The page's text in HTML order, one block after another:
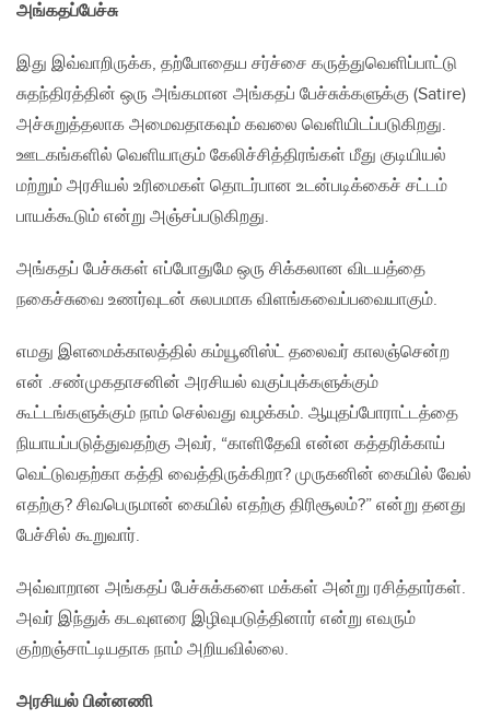
அங்கதப்பேச்சு
இது இவ்வாறிருக்க, தற்போதைய சர்ச்சை கருத்துவெளிப்பாட்டு
சுதந்திரத்தின் ஒரு அங்கமான அங்கதப் பேச்சுக்களுக்கு (Satire)
அச்சுறுத்தலாக அமைவதாகவும் கவலை வெளியிடப்படுகிறது.
ஊடகங்களில் வெளியாகும் கேலிச்சித்திரங்கள் மீது குடியியல்
மற்றும் அரசியல் உரிமைகள் தொடர்பான உடன்படிக்கைச் சட்டம்
பாயக்கூடும் என்று அஞ்சப்படுகிறது.
அங்கதப் பேச்சுகள் எப்போதுமே ஒரு சிக்கலான விடயத்தை
நகைச்சுவை உணர்வுடன் சுலபமாக விளங்கவைப்பவையாகும்.
எமது இளமைக்காலத்தில் கம்யூனிஸ்ட் தலைவர் காலஞ்சென்ற
என் .சண்முகதாசனின் அரசியல் வகுப்புக்களுக்கும்
கூட்டங்களுக்கும் நாம் செல்வது வழக்கம். ஆயுதப்போராட்டத்தை
நியாயப்படுத்துவதற்கு அவர், “காளிதேவி என்ன கத்தரிக்காய்
வெட்டுவதற்கா கத்தி வைத்திருக்கிறா? முருகனின் கையில் வேல்
எதற்கு? சிவபெருமான் கையில் எதற்கு திரிசூலம்?” என்று தனது
பேச்சில் கூறுவார்.
அவ்வாறான அங்கதப் பேச்சுக்களை மக்கள் அன்று ரசித்தார்கள்.
அவர் இந்துக் கடவுளரை இழிவுபடுத்தினார் என்று எவரும்
குற்றஞ்சாட்டியதாக நாம் அறியவில்லை.
அரசியல் பின்னணி